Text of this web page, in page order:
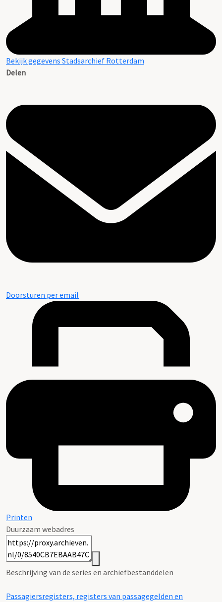
Bekijk gegevens Stadsarchief Rotterdam
Delen
Doorsturen per email
Printen
Duurzaam webadres
Beschrijving van de series en archiefbestanddelen
Passagiersregisters, registers van passagegelden en